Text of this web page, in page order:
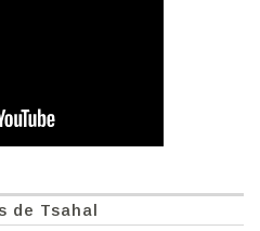
de Tsahal